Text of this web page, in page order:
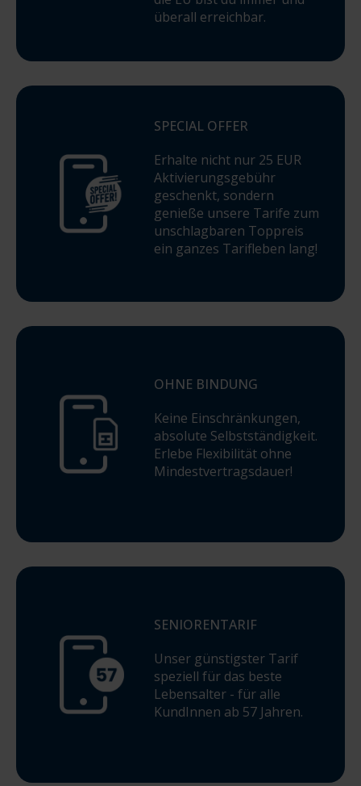
Entgeltbestimmungen. Alle Preise inkl. gesetzlicher
MTEL Austria GmbH. Änderungen vorbehalten.
Satz- und Druckfehler vorbehalten.
überall erreichbar.
SPECIAL OFFER
Erhalte nicht nur 25 EUR
Aktivierungsgebühr
geschenkt, sondern
genieße unsere Tarife zum
unschlagbaren Toppreis
ein ganzes Tarifleben lang!
OHNE BINDUNG
Keine Einschränkungen,
absolute Selbstständigkeit.
Erlebe Flexibilität ohne
Mindestvertragsdauer!
SENIORENTARIF
Unser günstigster Tarif
speziell für das beste
Lebensalter - für alle
KundInnen ab 57 Jahren.